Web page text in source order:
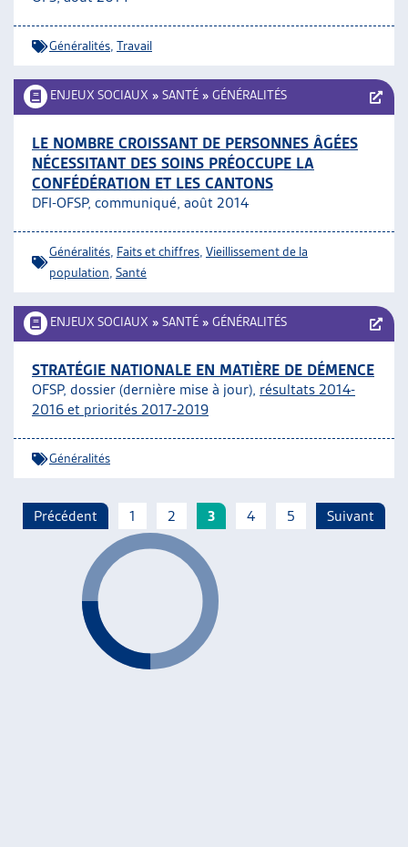
Généralités Travail
ENJEUX SOCIAUX » SANTÉ » GÉNÉRALITÉS
LE NOMBRE CROISSANT DE PERSONNES ÂGÉES
NÉCESSITANT DES SOINS PRÉOCCUPE LA
CONFÉDÉRATION ET LES CANTONS
DFI-OFSP, communiqué, août 2014
Généralités Faits et chiffres Vieillissement de la
population Santé
ENJEUX SOCIAUX » SANTÉ » GÉNÉRALITÉS
STRATÉGIE NATIONALE EN MATIÈRE DE DÉMENCE
OFSP, dossier (dernière mise à jour), résultats 2014-
2016 et priorités 2017-2019
Généralités
Précédent 1 2 3 4 5 Suivant